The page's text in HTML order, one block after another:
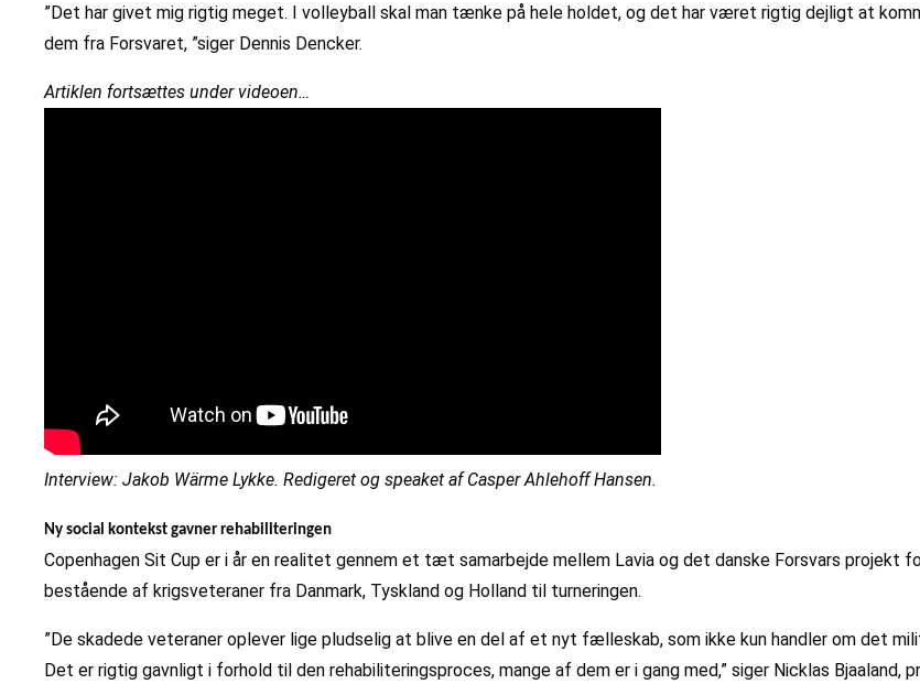
”Det har givet mig rigtig meget. I volleyball skal man tænke på hele holdet, og det har været rigtig dejligt at
dem fra Forsvaret, ”siger Dennis Dencker.
Artiklen fortsættes under videoen…
Interview: Jakob Wärme Lykke. Redigeret og speaket af Casper Ahlehoff Hansen.
Ny social kontekst gavner rehabiliteringen
Copenhagen Sit Cup er i år en realitet gennem et tæt samarbejde mellem Lavia og det danske Forsvars projekt
bestående af krigsveteraner fra Danmark, Tyskland og Holland til turneringen.
”De skadede veteraner oplever lige pludselig at blive en del af et nyt fælleskab, som ikke kun handler om det
Det er rigtig gavnligt i forhold til den rehabiliteringsproces, mange af dem er i gang med,” siger Nicklas Bjaaland,